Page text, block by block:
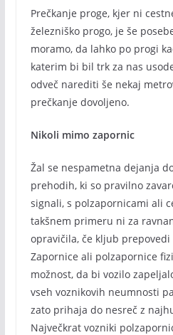
Prečkanje proge, kjer ni
železniško progo, je še
moramo, da lahko po progi
katerim bi bil trk za nas
odveč narediti še nekaj
prečkanje dovoljeno.
Nikoli mimo zapornic
Žal se nespametna dejanja
prehodih, ki so pravilno
signali, s polzapornicami ali
takšnem primeru ni za
opravičila, če kljub
Zapornice ali polzapornice
možnost, da bi vozilo
vseh voznikovih neumnosti
zato prihaja do nesreč z
Največkrat vozniki